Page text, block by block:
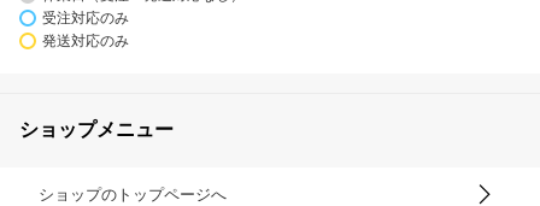
受注対応のみ
発送対応のみ
ショップメニュー
ショップのトップページへ